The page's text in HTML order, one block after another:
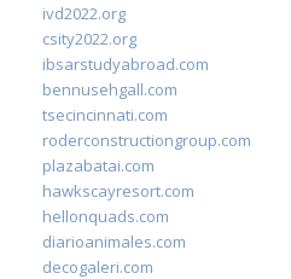
ivd2022.org
csity2022.org
ibsarstudyabroad.com
bennusehgall.com
tsecincinnati.com
roderconstructiongroup.com
plazabatai.com
hawkscayresort.com
hellonquads.com
diarioanimales.com
decogaleri.com